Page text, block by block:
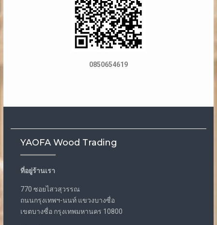
0850654619
YAOFA Wood Trading
ที่อยู่ร้านเรา
770 ซอยไสวสุวรรณ
ถนนกรุงเทพฯ-นนท์ แขวงบางซื่อ
เขตบางซื่อ กรุงเทพมหานคร 10800